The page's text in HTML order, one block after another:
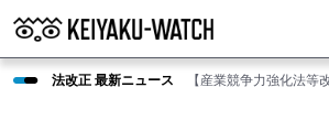
法改正 最新ニュース 【産業競争力強化法